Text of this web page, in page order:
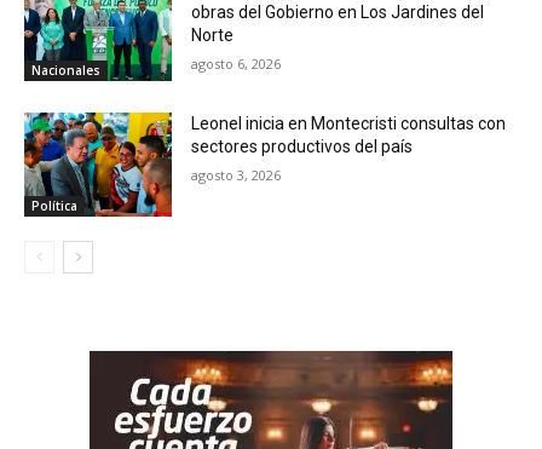
Nacionales
obras del Gobierno en Los Jardines del
Norte
agosto 6, 2026
Política
Leonel inicia en Montecristi consultas con
sectores productivos del país
agosto 3, 2026